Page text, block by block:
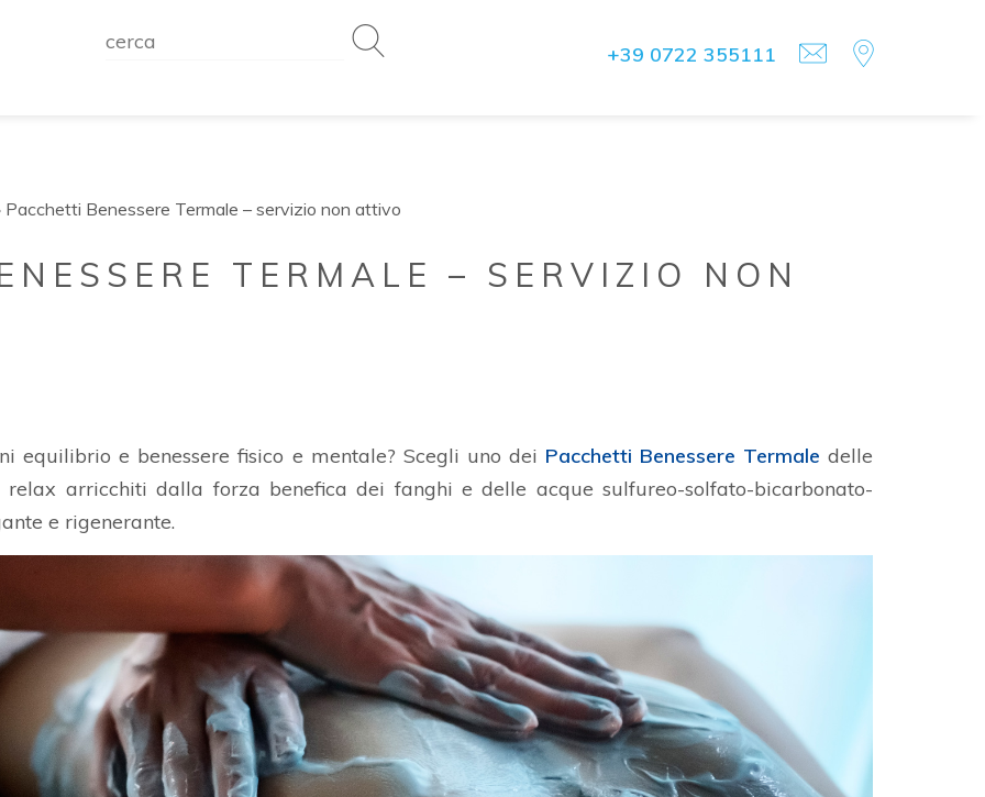
+39 0722 355111
Pacchetti Benessere Termale – servizio non attivo
TERMALE – SERVIZIO NON
equilibrio e benessere fisico e mentale? Scegli uno dei Pacchetti Benessere Termale delle
arricchiti dalla forza benefica dei fanghi e delle acque sulfureo-solfato-bicarbonato-
e rigenerante.